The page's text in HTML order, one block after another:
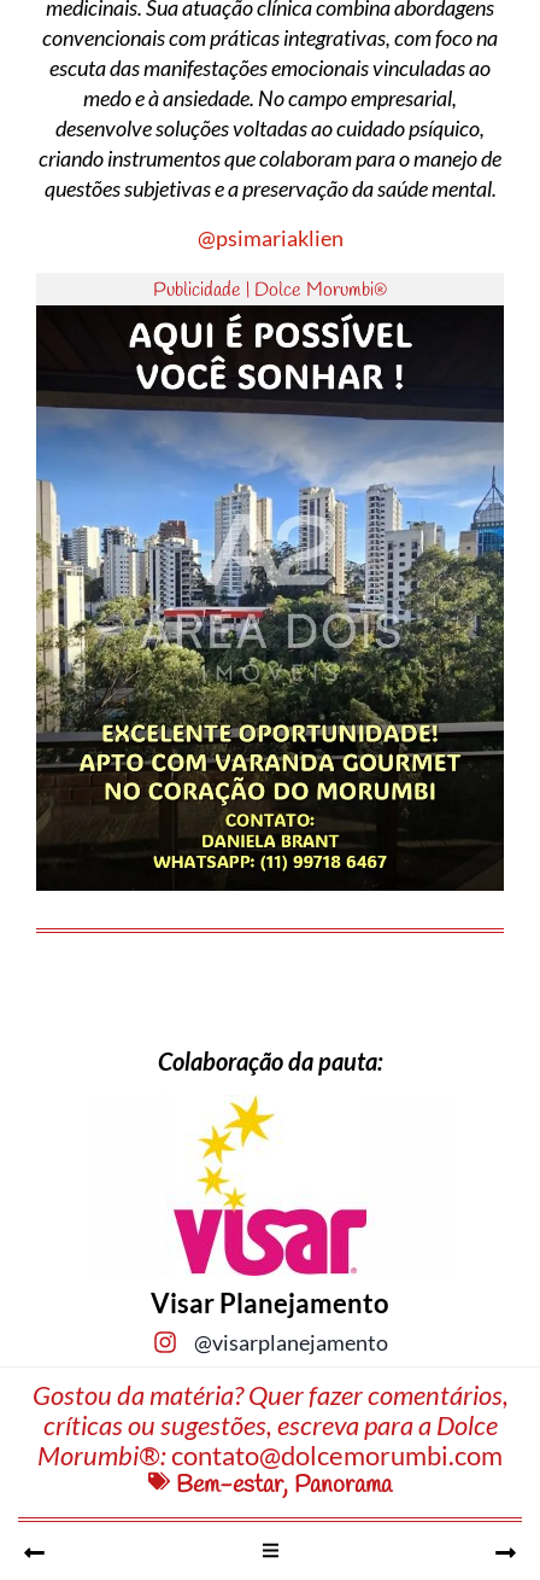
medicinais. Sua atuação clínica combina abordagens
convencionais com práticas integrativas, com foco na
escuta das manifestações emocionais vinculadas ao
medo e à ansiedade. No campo empresarial,
desenvolve soluções voltadas ao cuidado psíquico,
criando instrumentos que colaboram para o manejo de
questões subjetivas e a preservação da saúde mental.
@psimariaklien
Publicidade | Dolce Morumbi®
Colaboração da pauta:
Visar Planejamento
@visarplanejamento
Gostou da matéria? Quer fazer comentários,
críticas ou sugestões, escreva para a Dolce
Morumbi®:contato@dolcemorumbi.com
Bem-estar, Panorama